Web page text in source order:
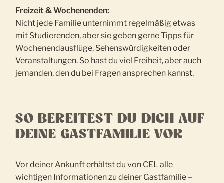
Freizeit & Wochenenden:
Nicht jede Familie unternimmt regelmäßig etwas
mit Studierenden, aber sie geben gerne Tipps für
Wochenendausflüge, Sehenswürdigkeiten oder
Veranstaltungen. So hast du viel Freiheit, aber auch
jemanden, den du bei Fragen ansprechen kannst.
SO BEREITEST DU DICH AUF
DEINE GASTFAMILIE VOR
Vor deiner Ankunft erhältst du von CEL alle
wichtigen Informationen zu deiner Gastfamilie –